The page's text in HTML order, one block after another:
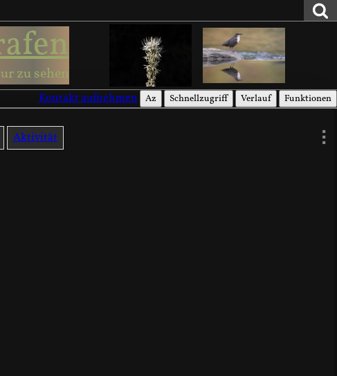
zu sehen
Kontakt aufnehmen Az Schnellzugriff Verlauf Funktionen
Aktivität